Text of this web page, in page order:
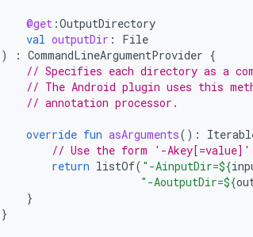
@get :OutputDirectory
val outputDir :
File
)
: CommandLineArgumentProvider {
// Specifies each directory as a
// The Android plugin uses this
// annotation processor.
override fun asArguments():
// Use the form '-
return listOf( "-AinputDir=${
"-AoutputDir=${
}
}